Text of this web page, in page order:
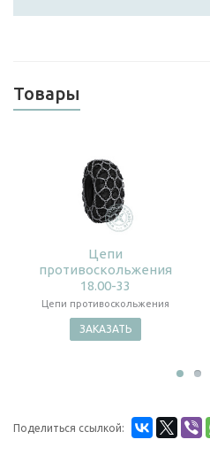
Товары
Цепи
противоскольжения
18.00-33
Цепи противоскольжения
ЗАКАЗАТЬ
Поделиться ссылкой: